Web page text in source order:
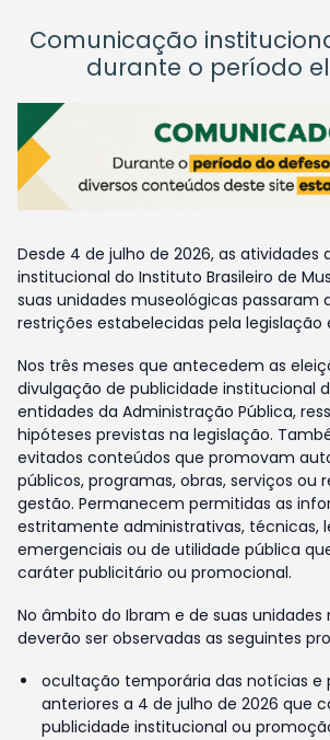
Comunicação
durante o período
Desde 4 de julho de 2026, as
institucional do Instituto Brasileiro de
suas unidades museológicas passaram
restrições estabelecidas pela legislação
Nos três meses que antecedem as
divulgação de publicidade institucional
entidades da Administração Pública,
hipóteses previstas na legislação.
evitados conteúdos que promovam
públicos, programas, obras, serviços ou
gestão. Permanecem permitidas as
estritamente administrativas, técnicas,
emergenciais ou de utilidade pública
caráter publicitário ou promocional.
No âmbito do Ibram e de suas unidades
deverão ser observadas as seguintes
ocultação temporária das notícias e
anteriores a 4 de julho de 2026 que
publicidade institucional ou